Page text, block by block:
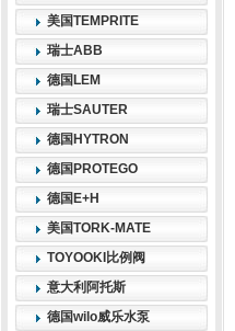
美国TEMPRITE
瑞士ABB
德国LEM
瑞士SAUTER
德国HYTRON
德国PROTEGO
德国E+H
美国TORK-MATE
TOYOOKI比例阀
意大利阿托斯
德国wilo威乐水泵